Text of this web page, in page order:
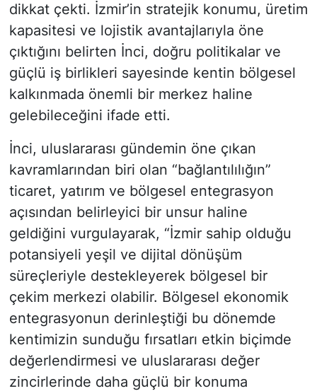
dikkat çekti. İzmir’in stratejik konumu, üretim
kapasitesi ve lojistik avantajlarıyla öne
çıktığını belirten İnci, doğru politikalar ve
güçlü iş birlikleri sayesinde kentin bölgesel
kalkınmada önemli bir merkez haline
gelebileceğini ifade etti.
İnci, uluslararası gündemin öne çıkan
kavramlarından biri olan “bağlantılılığın”
ticaret, yatırım ve bölgesel entegrasyon
açısından belirleyici bir unsur haline
geldiğini vurgulayarak, “İzmir sahip olduğu
potansiyeli yeşil ve dijital dönüşüm
süreçleriyle destekleyerek bölgesel bir
çekim merkezi olabilir. Bölgesel ekonomik
entegrasyonun derinleştiği bu dönemde
kentimizin sunduğu fırsatları etkin biçimde
değerlendirmesi ve uluslararası değer
zincirlerinde daha güçlü bir konuma